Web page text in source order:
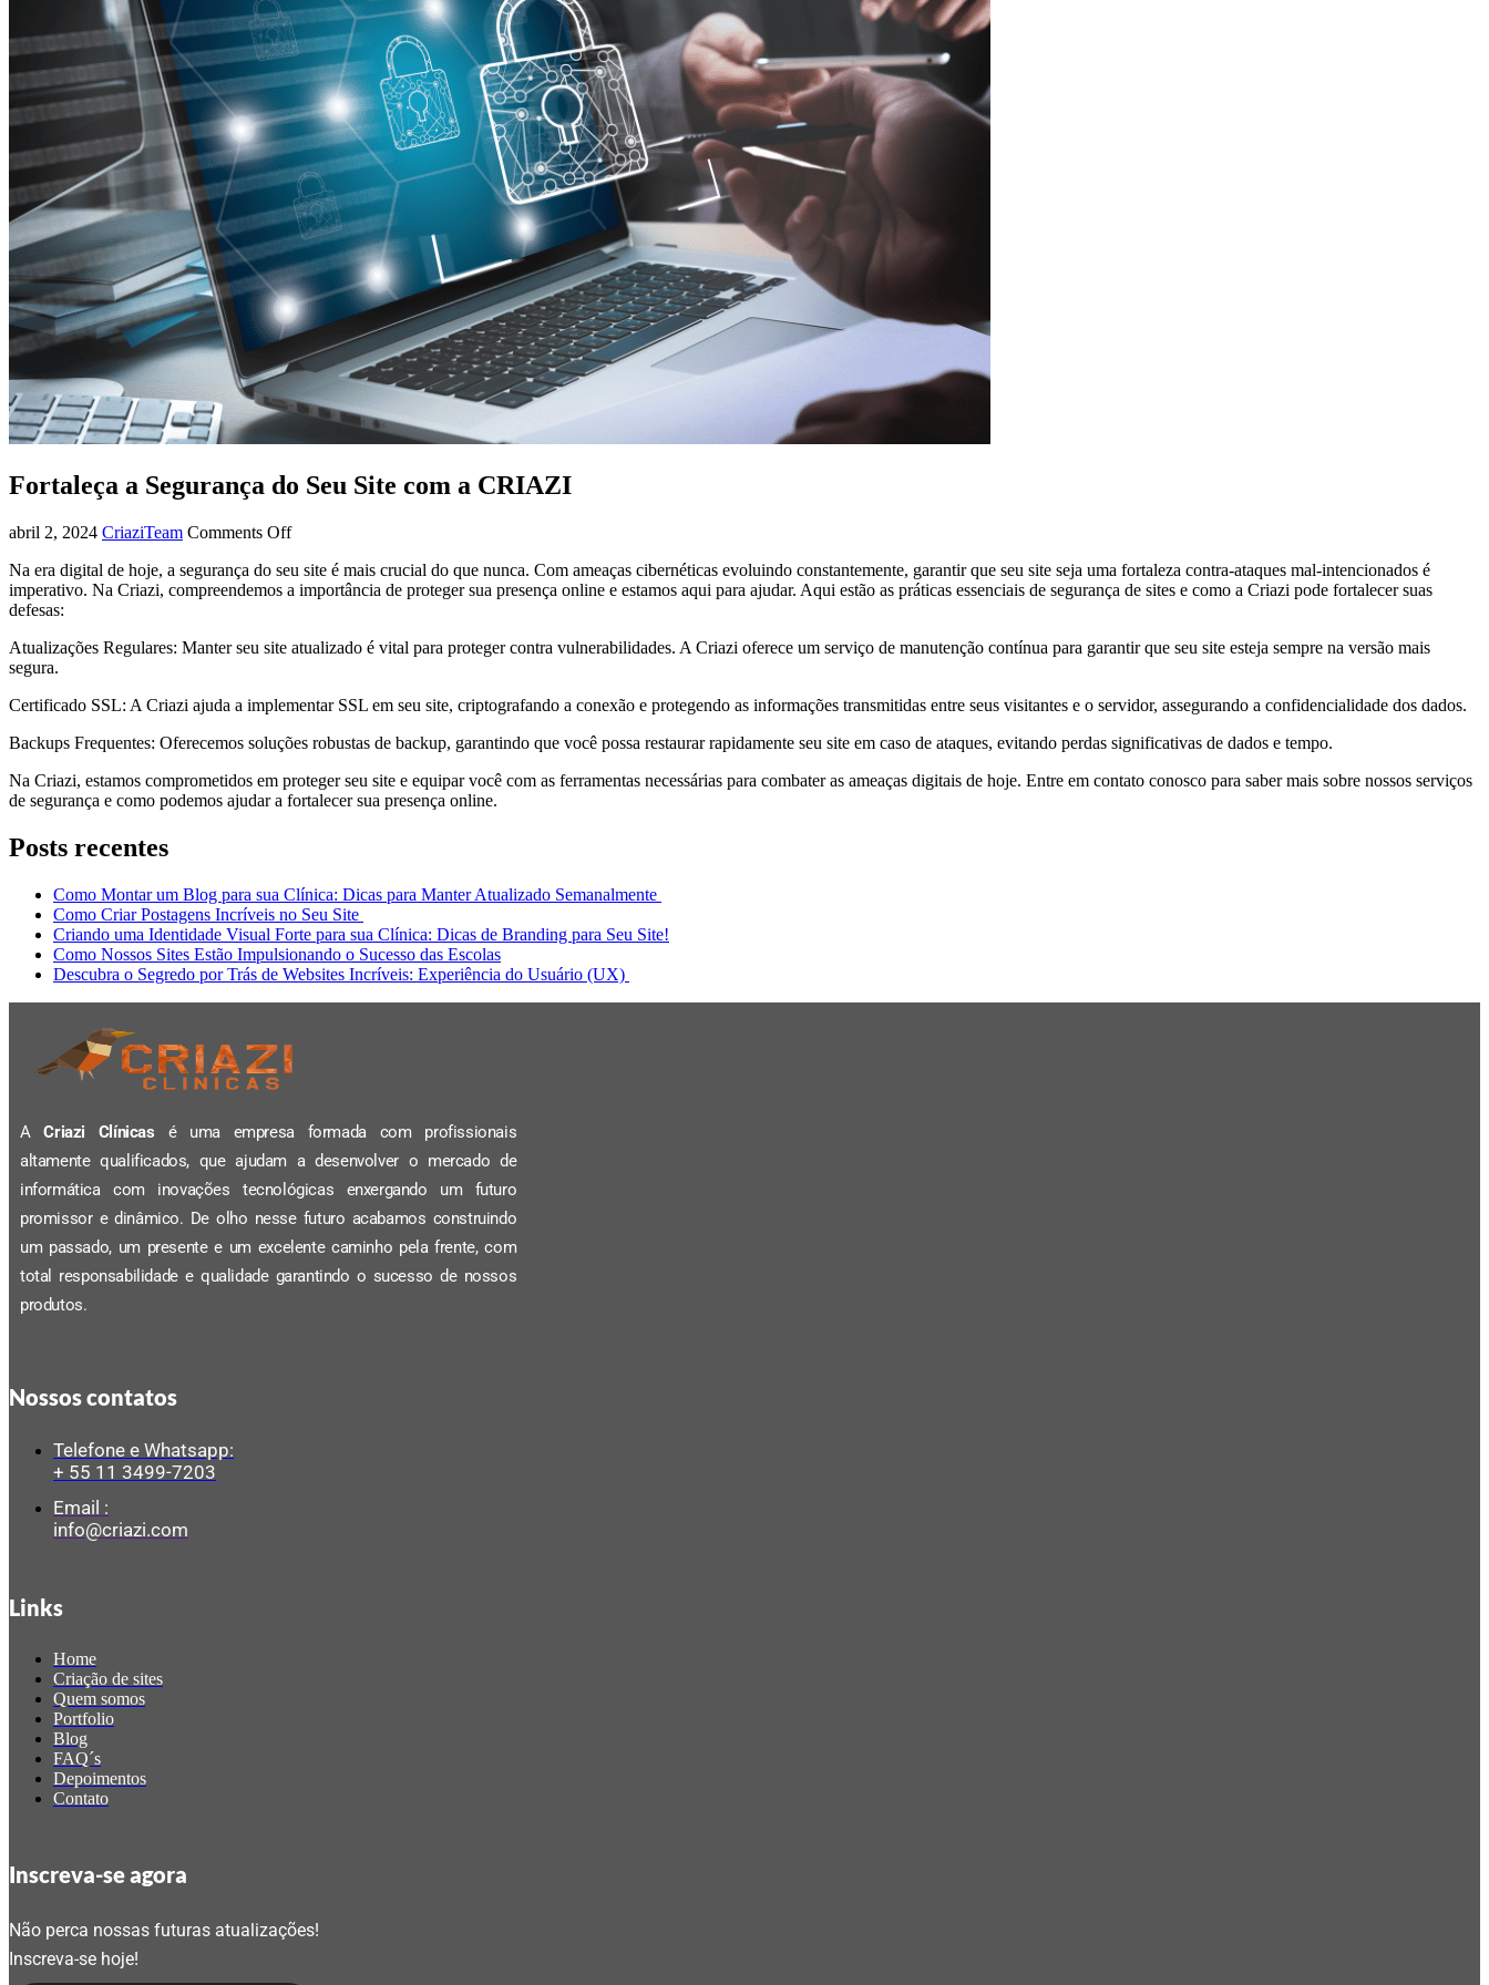
Fortaleça a Segurança do Seu Site com a CRIAZI
abril 2, 2024 CriaziTeam Comments Off
Na era digital de hoje, a segurança do seu site é mais crucial do que nunca. Com ameaças cibernéticas evoluindo constantemente, garantir que seu site seja uma fortaleza contra-ataques mal-intencionados é
imperativo. Na Criazi, compreendemos a importância de proteger sua presença online e estamos aqui para ajudar. Aqui estão as práticas essenciais de segurança de sites e como a Criazi pode fortalecer suas
defesas:
Atualizações Regulares: Manter seu site atualizado é vital para proteger contra vulnerabilidades. A Criazi oferece um serviço de manutenção contínua para garantir que seu site esteja sempre na versão mais
segura.
Certificado SSL: A Criazi ajuda a implementar SSL em seu site, criptografando a conexão e protegendo as informações transmitidas entre seus visitantes e o servidor, assegurando a confidencialidade dos dados.
Backups Frequentes: Oferecemos soluções robustas de backup, garantindo que você possa restaurar rapidamente seu site em caso de ataques, evitando perdas significativas de dados e tempo.
Na Criazi, estamos comprometidos em proteger seu site e equipar você com as ferramentas necessárias para combater as ameaças digitais de hoje. Entre em contato conosco para saber mais sobre nossos serviços
de segurança e como podemos ajudar a fortalecer sua presença online.
Posts recentes
Como Montar um Blog para sua Clínica: Dicas para Manter Atualizado Semanalmente
Como Criar Postagens Incríveis no Seu Site
Criando uma Identidade Visual Forte para sua Clínica: Dicas de Branding para Seu Site!
Como Nossos Sites Estão Impulsionando o Sucesso das Escolas
Descubra o Segredo por Trás de Websites Incríveis: Experiência do Usuário (UX)
ACriazi Clínicas é uma empresa formada com profissionais
altamente qualificados, que ajudam a desenvolver o mercado de
informática com inovações tecnológicas enxergando um futuro
promissor e dinâmico. De olho nesse futuro acabamos construindo
um passado, um presente e um excelente caminho pela frente, com
total responsabilidade e qualidade garantindo o sucesso de nossos
produtos.
Nossos contatos
Telefone e Whatsapp:
+ 55 11 3499-7203
Email :
info@criazi.com
Links
Home
Criação de sites
Quem somos
Portfolio
Blog
FAQ´s
Depoimentos
Contato
Inscreva-se agora
Não perca nossas futuras atualizações!
Inscreva-se hoje!